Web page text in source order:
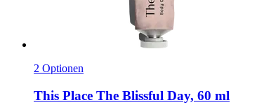
2 Optionen
This Place The Blissful Day, 60 ml